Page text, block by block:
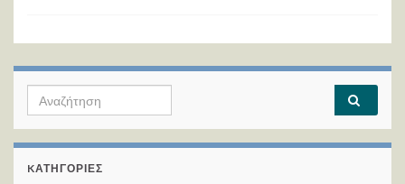
Search for:
KΑΤΗΓΟΡΊΕΣ